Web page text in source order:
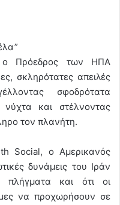
ο Πρόεδρος των ΗΠΑ
σκληρότατες απειλές
σφοδρότατα
και στέλνοντας
τον πλανήτη.
Social, ο Αμερικανός
δυνάμεις του Ιράν
πλήγματα και ότι οι
να προχωρήσουν σε